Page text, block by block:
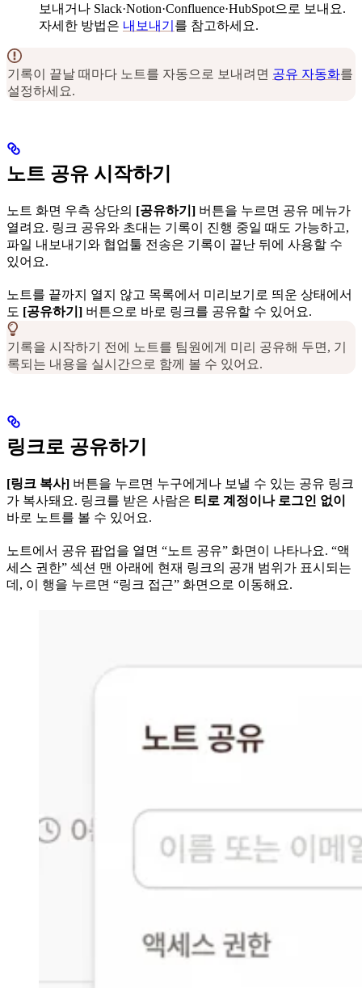
보내거나 Slack·Notion·Confluence·HubSpot으로 보내요.
자세한 방법은 내보내기 를 참고하세요.
기록이 끝날 때마다 노트를 자동으로 보내려면 공유 자동화를
설정하세요.
노트 공유 시작하기
노트 화면 우측 상단의 [공유하기] 버튼을 누르면 공유 메뉴가
열려요. 링크 공유와 초대는 기록이 진행 중일 때도 가능하고,
파일 내보내기와 협업툴 전송은 기록이 끝난 뒤에 사용할 수
있어요.
노트를 끝까지 열지 않고 목록에서 미리보기로 띄운 상태에서
도 [공유하기] 버튼으로 바로 링크를 공유할 수 있어요.
기록을 시작하기 전에 노트를 팀원에게 미리 공유해 두면, 기
록되는 내용을 실시간으로 함께 볼 수 있어요.
링크로 공유하기
[링크 복사] 버튼을 누르면 누구에게나 보낼 수 있는 공유 링크
가 복사돼요. 링크를 받은 사람은 티로 계정이나 로그인 없이
바로 노트를 볼 수 있어요.
노트에서 공유 팝업을 열면 “노트 공유” 화면이 나타나요. “액
세스 권한” 섹션 맨 아래에 현재 링크의 공개 범위가 표시되는
데, 이 행을 누르면 “링크 접근” 화면으로 이동해요.